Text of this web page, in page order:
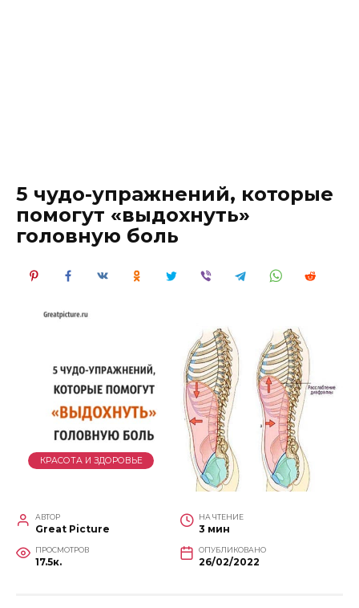
5 чудо-упражнений, которые
помогут «выдохнуть»
головную боль
КРАСОТА И ЗДОРОВЬЕ
АВТОР
Great Picture
НА ЧТЕНИЕ
3 мин
ПРОСМОТРОВ
17.5к.
ОПУБЛИКОВАНО
26/02/2022